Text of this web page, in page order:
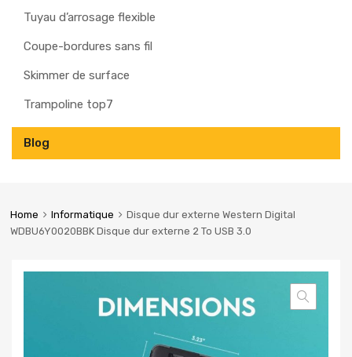
Tuyau d’arrosage flexible
Coupe-bordures sans fil
Skimmer de surface
Trampoline top7
Blog
Home Informatique
Disque dur externe Western Digital
WDBU6Y0020BBK Disque dur externe 2 To USB 3.0